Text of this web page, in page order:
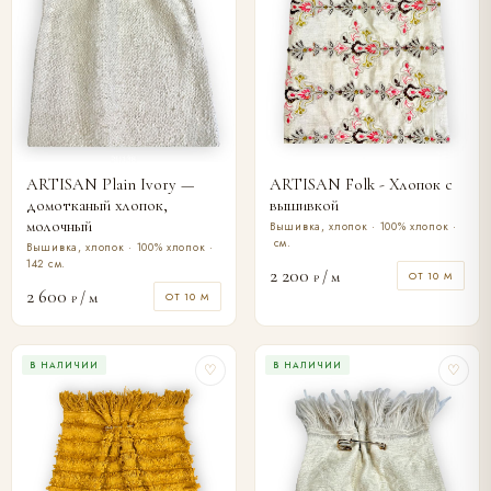
ARTISAN Plain Ivory —
домотканый хлопок,
молочный
Вышивка, хлопок · 100% хлопок ·
142 см.
2 600 ₽ / м ОТ 10 М
ARTISAN Folk - Хлопок с
вышивкой
Вышивка, хлопок · 100% хлопок ·
см.
2 200 ₽ / м ОТ 10 М
В НАЛИЧИИ ♡ В НАЛИЧИИ ♡